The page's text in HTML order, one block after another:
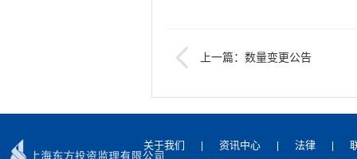
上一篇：数量变更公告
下一篇：测试谈
关于我们 资讯中心 法律